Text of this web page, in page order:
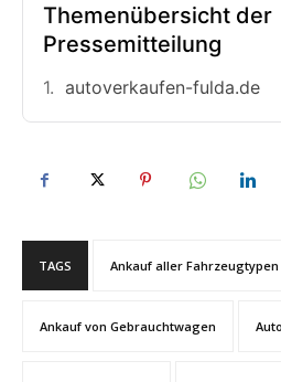
Themenübersicht der
Pressemitteilung
autoverkaufen-fulda.de
TAGS Ankauf aller Fahrzeugtypen
Ankauf von Gebrauchtwagen